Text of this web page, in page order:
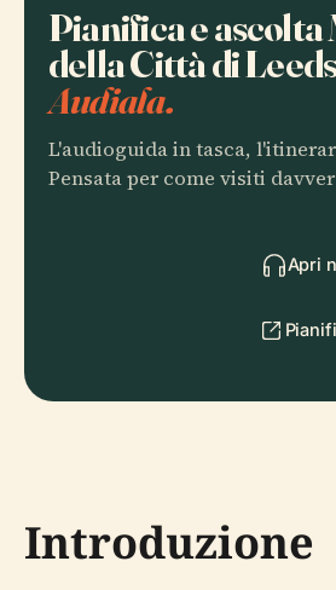
Pianifica e ascolta
della Città di
Audiala.
L'audioguida in tasca,
Pensata per come visiti
Apri
Introduzione